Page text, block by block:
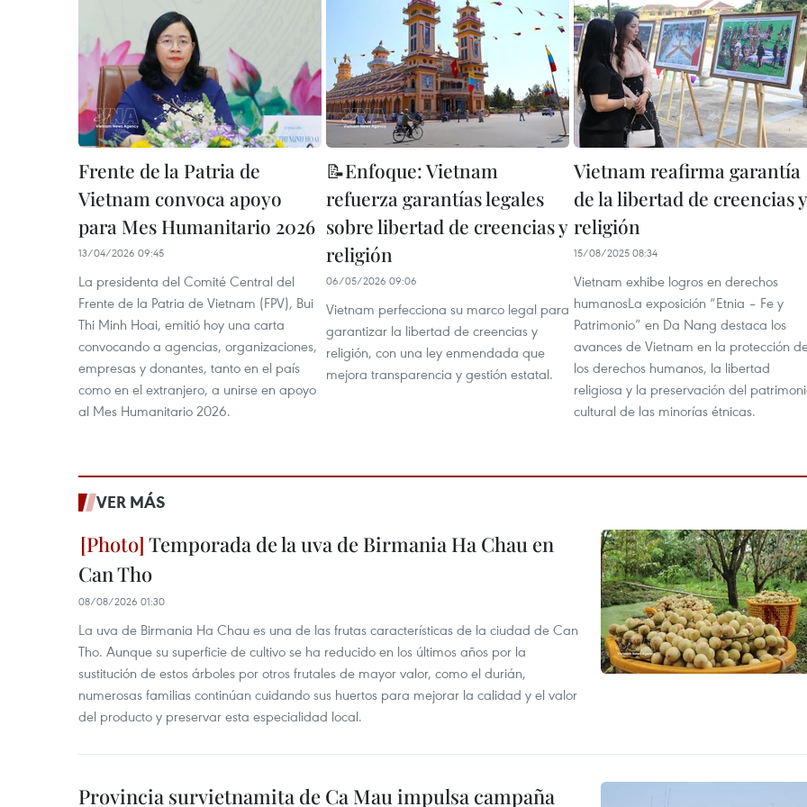
Frente de la Patria de
Vietnam convoca apoyo
para Mes Humanitario 2026
13/04/2026 09:45
La presidenta del Comité Central del
Frente de la Patria de Vietnam (FPV), Bui
Thi Minh Hoai, emitió hoy una carta
convocando a agencias, organizaciones,
empresas y donantes, tanto en el país
como en el extranjero, a unirse en apoyo
al Mes Humanitario 2026.
📝Enfoque: Vietnam
refuerza garantías legales
sobre libertad de creencias y
religión
06/05/2026 09:06
Vietnam perfecciona su marco legal para
garantizar la libertad de creencias y
religión, con una ley enmendada que
mejora transparencia y gestión estatal.
Vietnam reafirma garantía
de la libertad de creencias y
religión
15/08/2025 08:34
Vietnam exhibe logros en derechos
humanosLa exposición “Etnia – Fe y
Patrimonio” en Da Nang destaca los
avances de Vietnam en la protección
los derechos humanos, la libertad
religiosa y la preservación del
cultural de las minorías étnicas.
VER MÁS
Temporada de la uva de Birmania Ha Chau en
Can Tho
08/08/2026 01:30
La uva de Birmania Ha Chau es una de las frutas características de la ciudad de Can
Tho. Aunque su superficie de cultivo se ha reducido en los últimos años por la
sustitución de estos árboles por otros frutales de mayor valor, como el durián,
numerosas familias continúan cuidando sus huertos para mejorar la calidad y el valor
del producto y preservar esta especialidad local.
Provincia survietnamita de Ca Mau impulsa campaña